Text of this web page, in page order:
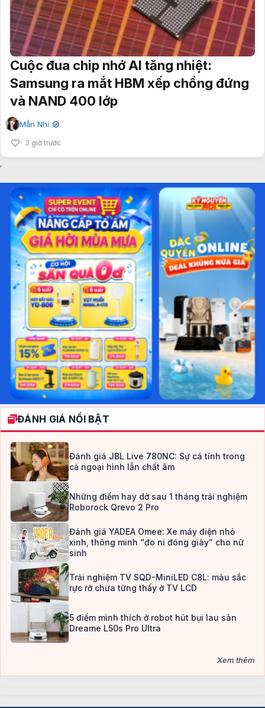
Cuộc đua chip nhớ AI tăng nhiệt:
Samsung ra mắt HBM xếp chồng đứng
và NAND 400 lớp
Mẫn Nhi ✔
3 giờ trước
ĐÁNH GIÁ NỔI BẬT
Đánh giá JBL Live 780NC: Sự cá tính trong
cả ngoại hình lẫn chất âm
Những điểm hay dở sau 1 tháng trải nghiệm
Roborock Qrevo 2 Pro
Đánh giá YADEA Omee: Xe máy điện nhỏ
xinh, thông minh “đo ni đóng giày” cho nữ
sinh
Trải nghiệm TV SQD-MiniLED C8L: màu sắc
rực rỡ chưa từng thấy ở TV LCD
5 điểm mình thích ở robot hút bụi lau sàn
Dreame L50s Pro Ultra
Xem thêm